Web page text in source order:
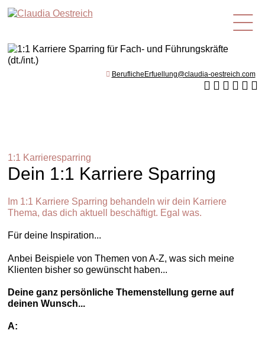
de
BeruflicheErfuellung@claudia-oestreich.com
1:1 Karrieresparring
Dein 1:1 Karriere Sparring
Im 1:1 Karriere Sparring behandeln wir dein Karriere
Thema, das dich aktuell beschäftigt. Egal was.
Für deine Inspiration...
Anbei Beispiele von Themen von A-Z, was sich meine
Klienten bisher so gewünscht haben...
Deine ganz persönliche Themenstellung gerne auf
deinen Wunsch...
A: